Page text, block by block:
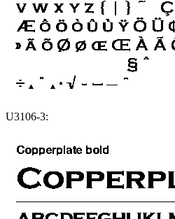
U3106-3: